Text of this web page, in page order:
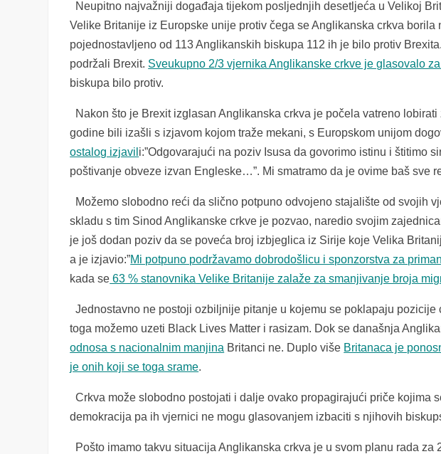
Neupitno najvažniji događaja tijekom posljednjih desetljeća u Velikoj
Velike Britanije iz Europske unije protiv čega se Anglikanska crkva borila
pojednostavljeno od 113 Anglikanskih biskupa 112 ih je bilo protiv
podržali Brexit. Sveukupno 2/3 vjernika Anglikanske crkve je glasovalo
biskupa bilo protiv.
Nakon što je Brexit izglasan Anglikanska crkva je počela vatreno
godine bili izašli s izjavom kojom traže mekani, s Europskom unijom
ostalog izjavil i:”Odgovarajući na poziv Isusa da govorimo istinu i štitimo
poštivanje obveze izvan Engleske…”. Mi smatramo da je ovime baš sve
Možemo slobodno reći da slično potpuno odvojeno stajalište od svojih
skladu s tim Sinod Anglikanske crkve je pozvao, naredio svojim
je još dodan poziv da se poveća broj izbjeglica iz Sirije koje Velika
a je izjavio:”Mi potpuno podržavamo dobrodošlicu i sponzorstva za
kada se 63 % stanovnika Velike Britanije zalaže za smanjivanje broja
Jednostavno ne postoji ozbiljnije pitanje u kojemu se poklapaju
toga možemo uzeti Black Lives Matter i rasizam. Dok se današnja
odnosa s nacionalnim manjina Britanci ne. Duplo više Britanaca je
je onih koji se toga srame.
Crkva može slobodno postojati i dalje ovako propagirajući priče kojima
demokracija pa ih vjernici ne mogu glasovanjem izbaciti s njihovih
Pošto imamo takvu situacija Anglikanska crkva je u svom planu rada